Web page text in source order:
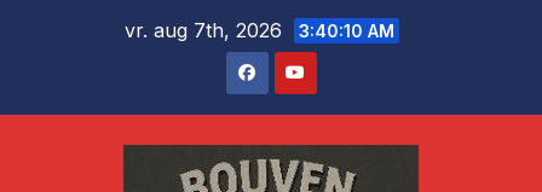
vr. aug 7th, 2026 3:40:10 AM